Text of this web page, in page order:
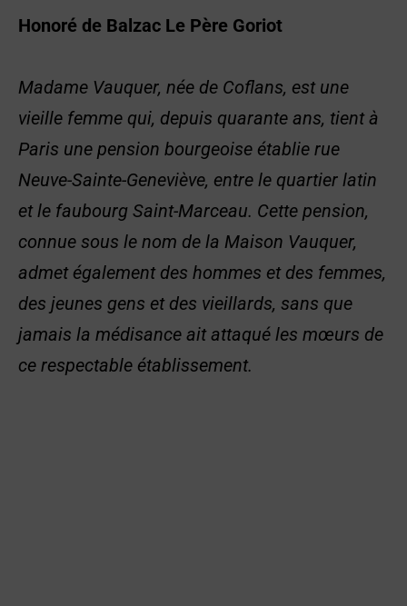
Honoré de Balzac Le Père Goriot
Madame Vauquer, née de Coflans, est une
vieille femme qui, depuis quarante ans, tient à
Paris une pension bourgeoise établie rue
Neuve-Sainte-Geneviève, entre le quartier latin
et le faubourg Saint-Marceau. Cette pension,
connue sous le nom de la Maison Vauquer,
admet également des hommes et des femmes,
des jeunes gens et des vieillards, sans que
jamais la médisance ait attaqué les mœurs de
ce respectable établissement.